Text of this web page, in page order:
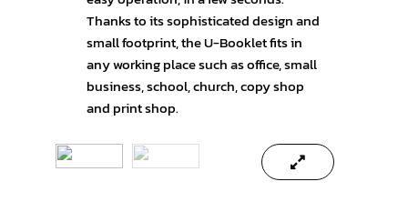
Thanks to its sophisticated design and
small footprint, the U-Booklet fits in
any working place such as office, small
business, school, church, copy shop
and print shop.